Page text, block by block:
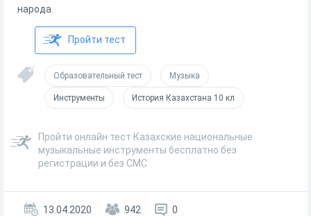
народа.
Пройти тест
Образовательный тест Музыка
Инструменты История Казахстана 10 кл
Пройти онлайн тест Казахские национальные
музыкальные инструменты бесплатно без
регистрации и без СМС
13.04.2020 942 0